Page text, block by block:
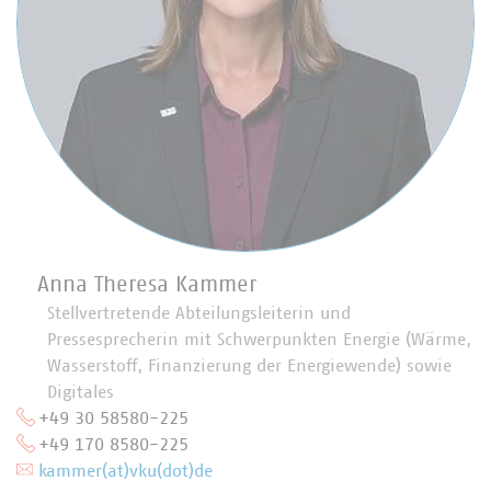
Anna Theresa Kammer
Stellvertretende Abteilungsleiterin und
Pressesprecherin mit Schwerpunkten Energie (Wärme,
Wasserstoff, Finanzierung der Energiewende) sowie
Digitales
+49 30 58580-225
+49 170 8580-225
kammer(at)vku(dot)de